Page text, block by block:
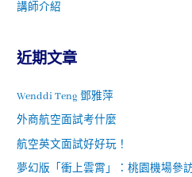
講師介紹
近期文章
Wenddi Teng 鄧雅萍
外商航空面試考什麼
航空英文面試好好玩！
夢幻版「衝上雲霄」：桃園機場參